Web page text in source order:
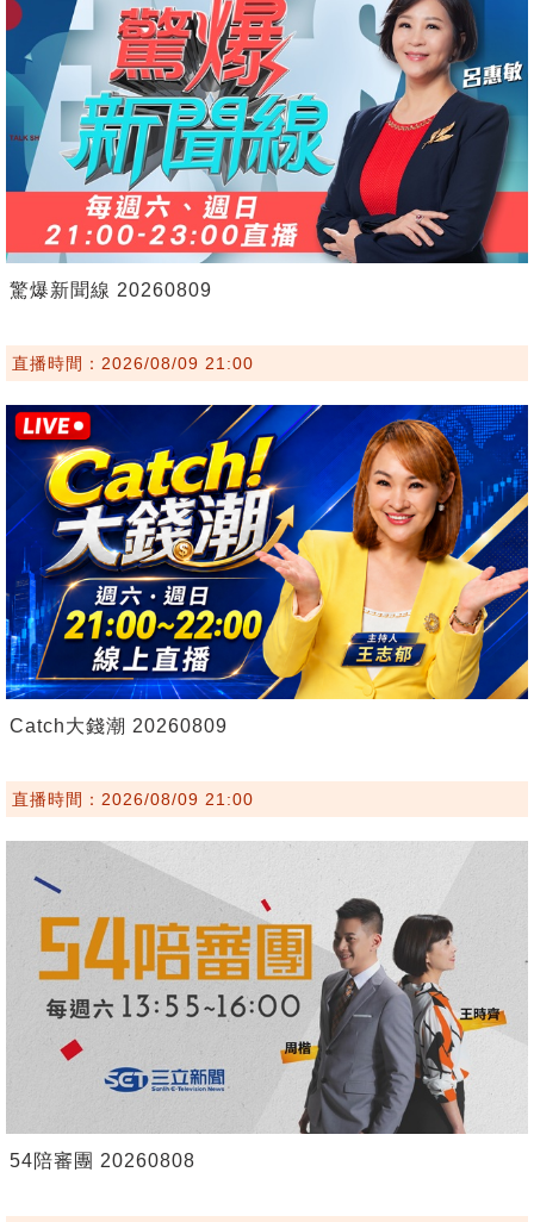
驚爆新聞線 20260809
直播時間：2026/08/09 21:00
Catch大錢潮 20260809
直播時間：2026/08/09 21:00
54陪審團 20260808